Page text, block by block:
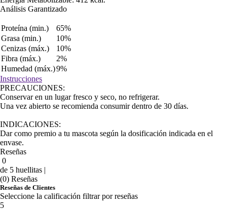
Análisis Garantizado
Proteína (min.)
65%
Grasa (min.)
10%
Cenizas (máx.)
10%
Fibra (máx.)
2%
Humedad (máx.)9%
Instrucciones
PRECAUCIONES:
Conservar en un lugar fresco y seco, no refrigerar.
Una vez abierto se recomienda consumir dentro de 30 días.
INDICACIONES:
Dar como premio a tu mascota según la dosificación indicada en el
envase.
Reseñas
0
de 5 huellitas |
(0) Reseñas
Reseñas de Clientes
Seleccione la calificación filtrar por reseñas
5